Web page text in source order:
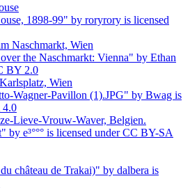
1898-99" by roryrory is licensed
Naschmarkt, Wien
the Naschmarkt: Vienna" by Ethan
BY 2.0
Wien
Wagner-Pavillon (1).JPG" by Bwag is
4.0
Lieve-Vrouw-Waver, Belgien.
by e³°°° is licensed under CC BY-SA
château de Trakai)" by dalbera is